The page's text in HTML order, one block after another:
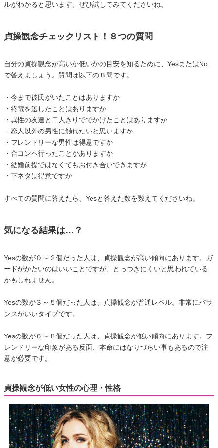
ルがわかると思います。ぜひ試してみてくださいね。
貞操観念チェックリスト！８つの質問
自分の貞操観念が高いか低いかの目安を知るために、YesまたはNo
で答えましょう。質問は以下の８問です。
・今まで彼氏がいたことはありますか
・終電を逃したことはありますか
・異性の友達と二人きりででかけたことはありますか
・恋人以外の男性に触れたいと思いますか
・フレンドリーな男性は得意ですか
・合コンへ行ったことがありますか
・結婚前提ではなくてもお付き合いできますか
・下ネタは得意ですか
すべての質問に答えたら、Yesと答えた数を数えてくださいね。
気になる結果は…？
Yesの数が０～２個だった人は、貞操観念が高い傾向にあります。ガ
ードがかたいのはいいことですが、とっつきにくいと思われている
かもしれません。
Yesの数が３～５個だった人は、貞操観念が普通レベル。非常にバラ
ンスがいいタイプです。
Yesの数が６～８個だった人は、貞操観念が低い傾向にあります。フ
レンドリーな印象がある反面、本命にはなりづらい事もあるので注
意が必要です。
貞操観念が低い女性の心理・性格